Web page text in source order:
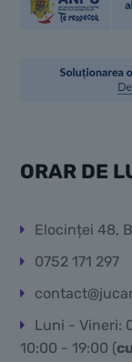
ORAR DE
Elocinței 48,
0752 171 297
Luni - Vineri:
10:00 - 19:00 (